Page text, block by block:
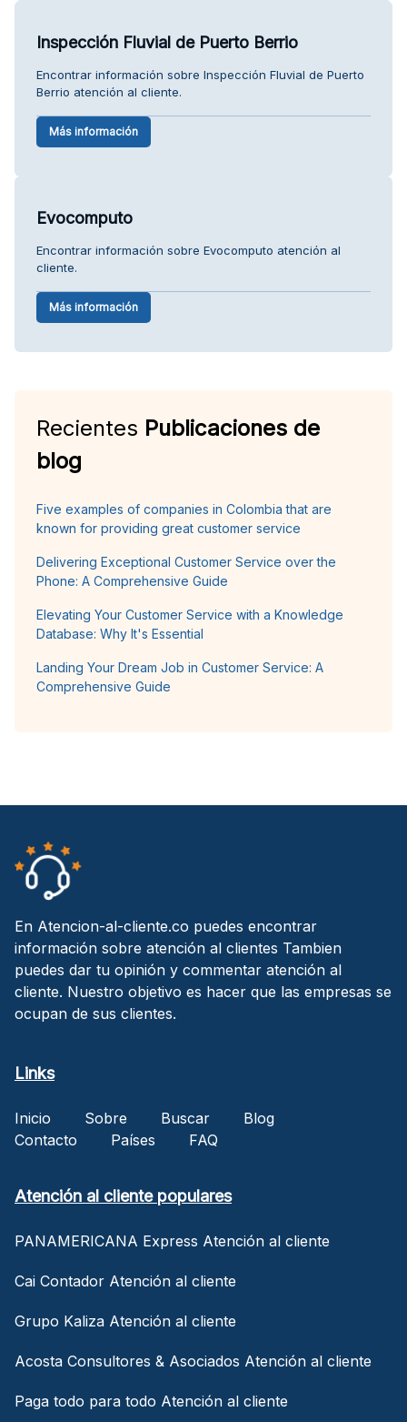
Inspección Fluvial de Puerto Berrio
Encontrar información sobre Inspección Fluvial de Puerto
Berrio atención al cliente.
Más información
Evocomputo
Encontrar información sobre Evocomputo atención al
cliente.
Más información
Recientes Publicaciones de
blog
Five examples of companies in Colombia that are
known for providing great customer service
Delivering Exceptional Customer Service over the
Phone: A Comprehensive Guide
Elevating Your Customer Service with a Knowledge
Database: Why It's Essential
Landing Your Dream Job in Customer Service: A
Comprehensive Guide
En Atencion-al-cliente.co puedes encontrar
información sobre atención al clientes Tambien
puedes dar tu opinión y commentar atención al
cliente. Nuestro objetivo es hacer que las empresas se
ocupan de sus clientes.
Links
Inicio Sobre Buscar
Blog
Contacto
Países FAQ
Atención al cliente populares
PANAMERICANA Express Atención al cliente
Cai Contador Atención al cliente
Grupo Kaliza Atención al cliente
Acosta Consultores & Asociados Atención al cliente
Paga todo para todo Atención al cliente